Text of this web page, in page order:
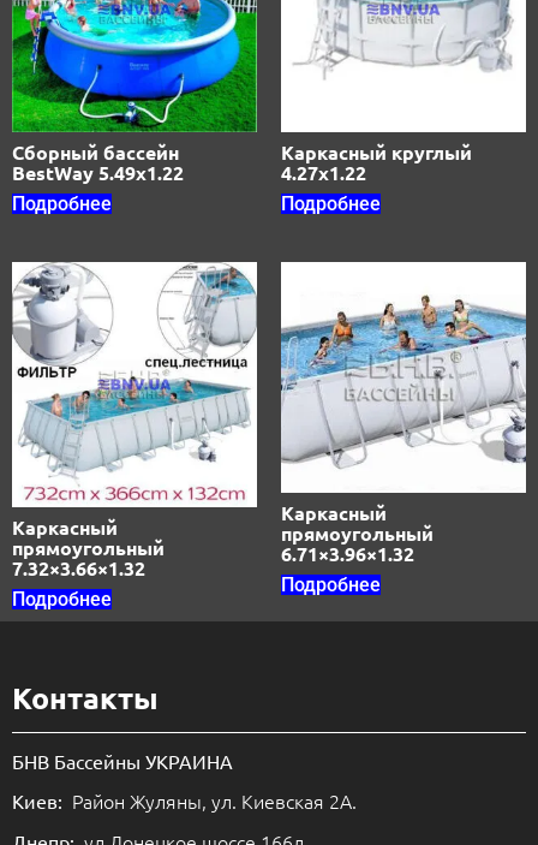
Сборный бассейн
BestWay 5.49х1.22
Подробнее
Каркасный круглый
4.27х1.22
Подробнее
Каркасный
прямоугольный
7.32×3.66×1.32
Подробнее
Каркасный
прямоугольный
6.71×3.96×1.32
Подробнее
Контакты
БНВ Бассейны УКРАИНА
Киев: Район Жуляны, ул. Киевская 2А.